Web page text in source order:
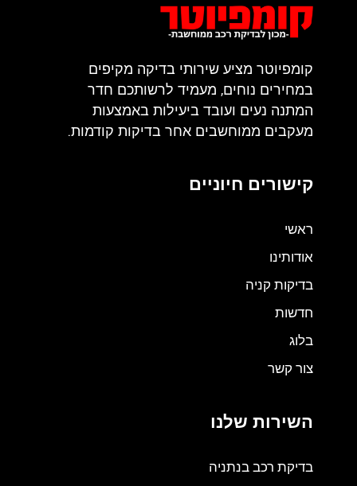
קומפיוטר מציע שירותי בדיקה מקיפים
במחירים נוחים, מעמיד לרשותכם חדר
המתנה נעים ועובד ביעילות באמצעות
מעקבים ממוחשבים אחר בדיקות קודמות.
קישורים חיוניים
ראשי
אודותינו
בדיקות קניה
חדשות
בלוג
צור קשר
השירות שלנו
בדיקת רכב בנתניה